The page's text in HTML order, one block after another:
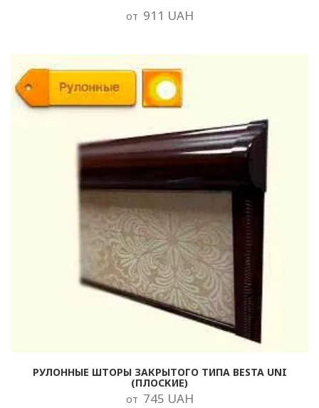
от 911 UAH
РУЛОННЫЕ ШТОРЫ ЗАКРЫТОГО ТИПА BESTA UNI
(ПЛОСКИЕ)
от 745 UAH